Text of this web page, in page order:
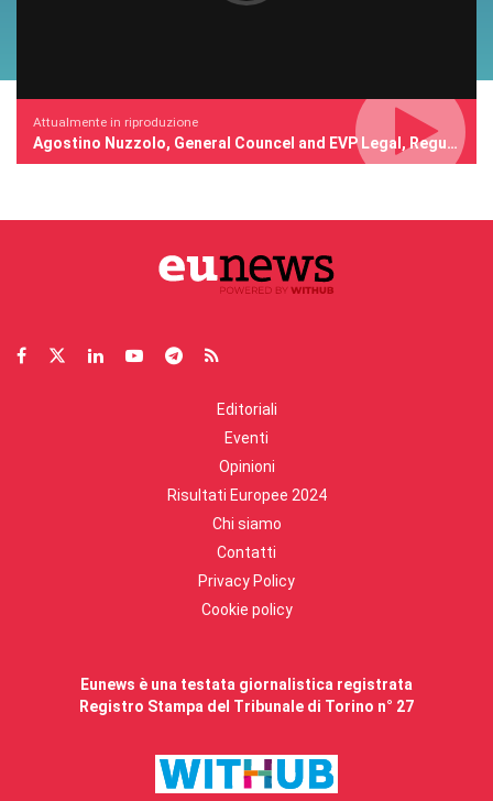
Attualmente in riproduzione
Agostino Nuzzolo, General Councel and EVP Legal, Regulatory and Tax di TIM a Connact Annual Meeting 2026
Editoriali
Eventi
Opinioni
Risultati Europee 2024
Chi siamo
Contatti
Privacy Policy
Cookie policy
Eunews è una testata giornalistica registrata
Registro Stampa del Tribunale di Torino n° 27